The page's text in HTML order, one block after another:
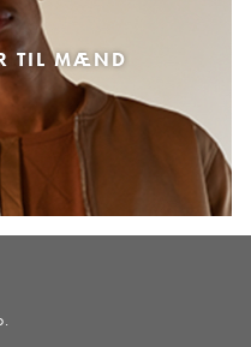
TIL MÆND